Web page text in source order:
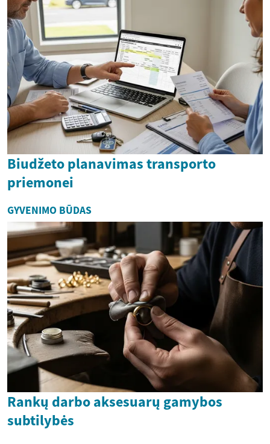
Biudžeto planavimas transporto
priemonei
GYVENIMO BŪDAS
Rankų darbo aksesuarų gamybos
subtilybės